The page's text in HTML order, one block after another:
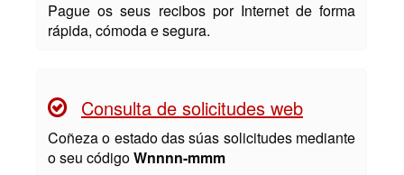
Pague os seus recibos por Internet de forma
rápida, cómoda e segura.
Consulta de solicitudes web
Coñeza o estado das súas solicitudes mediante
o seu códigoWnnnn-mmm